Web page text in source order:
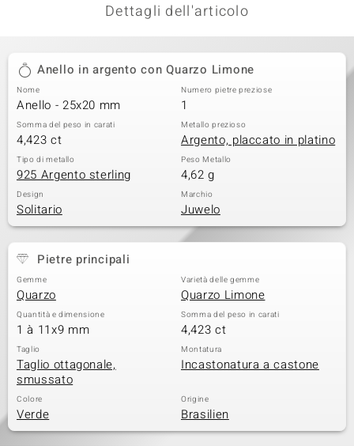
Classics
Dettagli dell'articolo
Anello in argento con Quarzo Limone
Nome
Anello - 25x20 mm
Numero pietre preziose
1
Somma del peso in carati
4,423 ct
Metallo prezioso
Argento, placcato in platino
Tipo di metallo
925 Argento sterling
Peso Metallo
4,62 g
Design
Solitario
Marchio
Juwelo
Pietre principali
Gemme
Quarzo
Varietà delle gemme
Quarzo Limone
Quantità e dimensione
1 à 11x9 mm
Somma del peso in carati
4,423 ct
Taglio
Taglio ottagonale,
smussato
Montatura
Incastonatura a castone
Colore
Verde
Origine
Brasilien